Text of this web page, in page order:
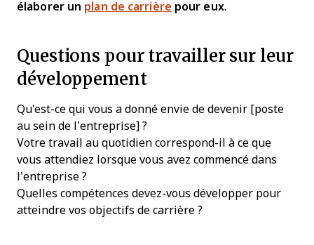
élaborer un plan de carrière pour eux.
Questions pour travailler sur leur
développement
Qu'est-ce qui vous a donné envie de devenir [poste
au sein de l’entreprise] ?
Votre travail au quotidien correspond-il à ce que
vous attendiez lorsque vous avez commencé dans
l’entreprise ?
Quelles compétences devez-vous développer pour
atteindre vos objectifs de carrière ?